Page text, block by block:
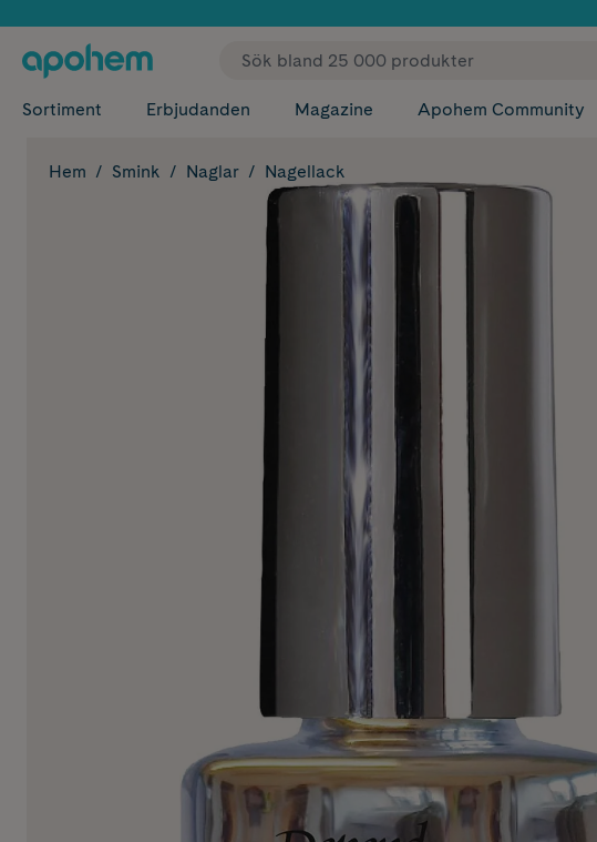
✓ Fri frakt
Sortiment Erbjudanden Magazine Apohem Community
Hem Smink Naglar Nagellack